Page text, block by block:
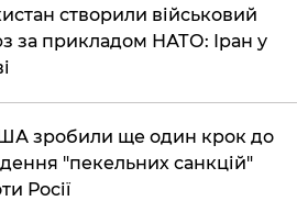
створили військовий
за прикладом НАТО: Іран у
зробили ще один крок до
"пекельних санкцій"
Росії